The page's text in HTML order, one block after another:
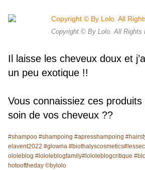
Copyright © By Lolo. All Rights
Il laisse les cheveux doux et
un peu exotique !!
Vous connaissiez ces
soin de vos cheveux ??
#shampoo #shampoing #apresshampoing
elavent2022 #glowria #biothalyscosmetics
ololeblog #lololeblogfamily#lololeblogcritique
hotooftheday ©️bylolo